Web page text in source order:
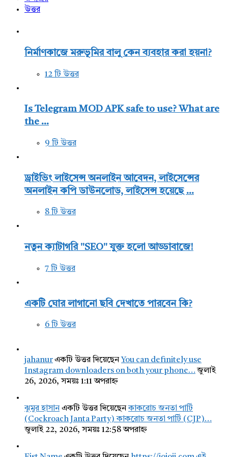
উত্তর
নির্মাণকাজে মরুভূমির বালু কেন ব্যবহার করা হয়না?
12 টি উত্তর
Is Telegram MOD APK safe to use? What are
the ...
9 টি উত্তর
ড্রাইভিং লাইসেন্স অনলাইন আবেদন, লাইসেন্সের
অনলাইন কপি ডাউনলোড, লাইসেন্স হয়েছে ...
8 টি উত্তর
নতুন ক্যাটাগরি "SEO" যুক্ত হলো আড্ডাবাজে!
7 টি উত্তর
একটি ঘোর লাগানো ছবি দেখাতে পারবেন কি?
6 টি উত্তর
jahanurএকটি উত্তর দিয়েছেন You can definitely use
Instagram downloaders on both your phone… জুলাই
26, 2026, সময়ঃ 1:11 অপরাহ্ন
ঝুমুর হাসানএকটি উত্তর দিয়েছেনকাকরোচ জনতা পার্টি
(Cockroach Janta Party) কাকরোচ জনতা পার্টি (CJP)…
জুলাই 22, 2026, সময়ঃ 12:58 অপরাহ্ন